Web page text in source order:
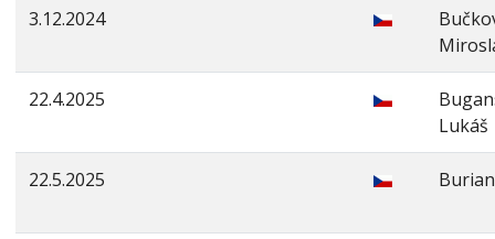
3.12.2024
22.4.2025
Lukáš
22.5.2025